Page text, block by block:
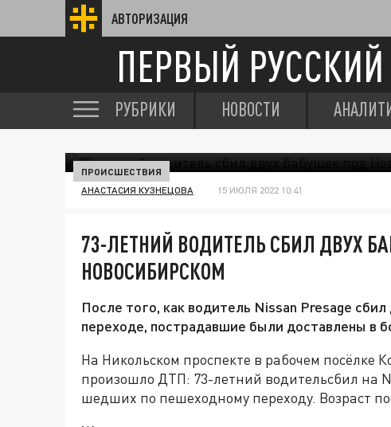
АВТОРИЗАЦИЯ
ПЕРВЫЙ РУССКИЙ
РУБРИКИ НОВОСТИ
ПРОИСШЕСТВИЯ
АНАСТАСИЯ КУЗНЕЦОВА 15 ИЮЛЯ 2022 10:41
73-ЛЕТНИЙ ВОДИТЕЛЬ СБИЛ ДВУХ
НОВОСИБИРСКОМ
После того, как водитель Nissan Presage
переходе, пострадавшие были доставлены в
На Никольском проспекте в рабочем посёлке
произошло ДТП: 73-летний водительсбил на
шедших по пешеходному переходу. Возраст